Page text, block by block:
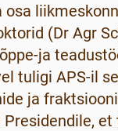
osa
(Dr Agr
ja
tuligi APS-il
ja
Presidendile,